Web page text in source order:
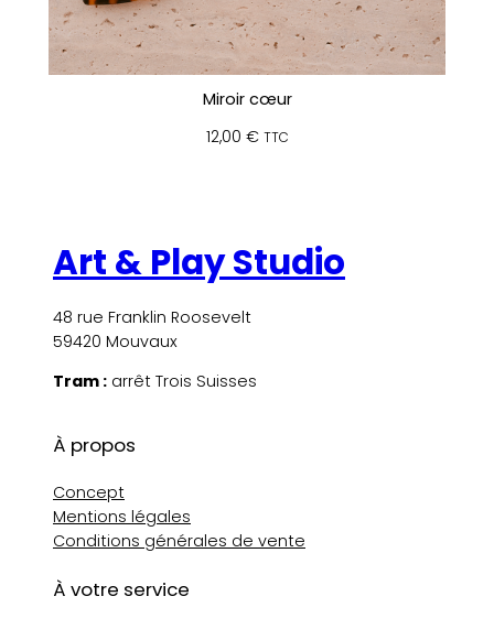
Miroir cœur
12,00 € TTC
Art & Play Studio
48 rue Franklin Roosevelt
59420 Mouvaux
Tram : arrêt Trois Suisses
À propos
Concept
Mentions légales
Conditions générales de vente
À votre service